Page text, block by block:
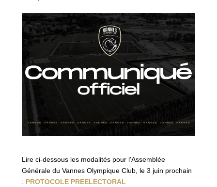
Lire ci-dessous les modalités pour l’Assemblée
Générale du Vannes Olympique Club, le 3 juin prochain
: PROTOCOLE PREELECTORAL